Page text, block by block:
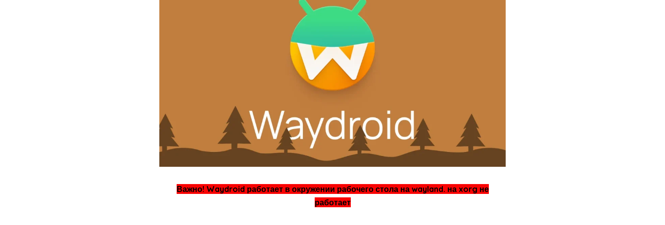
Важно! Waydroid работает в окружении рабочего стола на wayland. на xorg не
работает